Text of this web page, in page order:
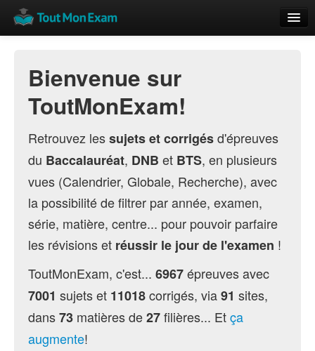
Vue globale
Nouveautés
Rajouter
Résultats
ECE du Bac
Bienvenue sur
ToutMonExam!
Retrouvez lessujets et corrigésd'épreuves
du Baccalauréat, DNB et BTS, en plusieurs
vues (Calendrier, Globale, Recherche), avec
la possibilité de filtrer par année, examen,
série, matière, centre... pour pouvoir parfaire
les révisions et réussir le jour de l'examen !
ToutMonExam, c'est... 6967épreuves avec
7001 sujets et 11018corrigés, via91 sites,
dans73 matières de27filières... Etça
augmente!